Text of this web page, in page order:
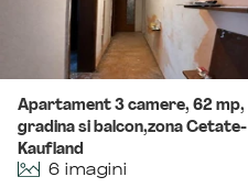
Apartament 3 camere, 62 mp,
gradina si balcon,zona Cetate-
Kaufland
6 imagini